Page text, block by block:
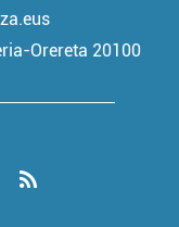
Orereta 20100